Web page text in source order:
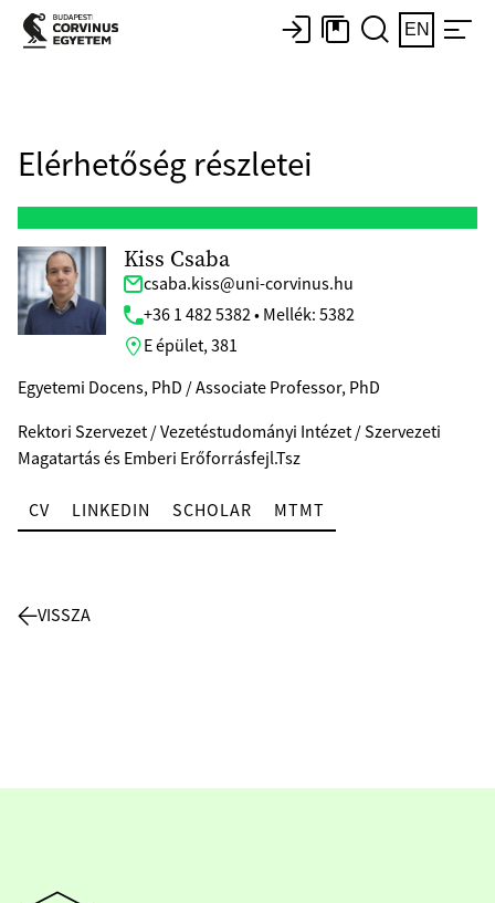
EN
Elérhetőség részletei
Kiss Csaba
csaba.kiss@uni-corvinus.hu
+36 1 482 5382 • Mellék: 5382
E épület, 381
Egyetemi Docens, PhD / Associate Professor, PhD
Rektori Szervezet / Vezetéstudományi Intézet / Szervezeti
Magatartás és Emberi Erőforrásfejl.Tsz
CV LINKEDIN SCHOLAR MTMT
VISSZA